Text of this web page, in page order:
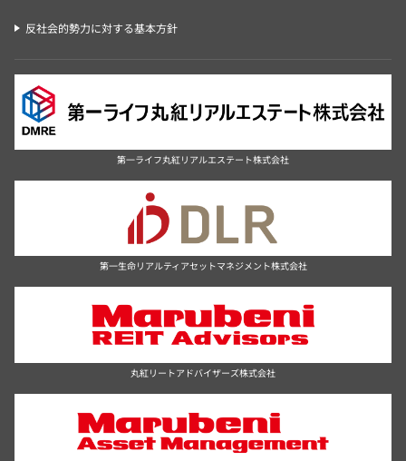
反社会的勢力に対する基本方針
第一ライフ丸紅リアルエステート株式会社
第一生命リアルティアセットマネジメント株式会社
丸紅リートアドバイザーズ株式会社